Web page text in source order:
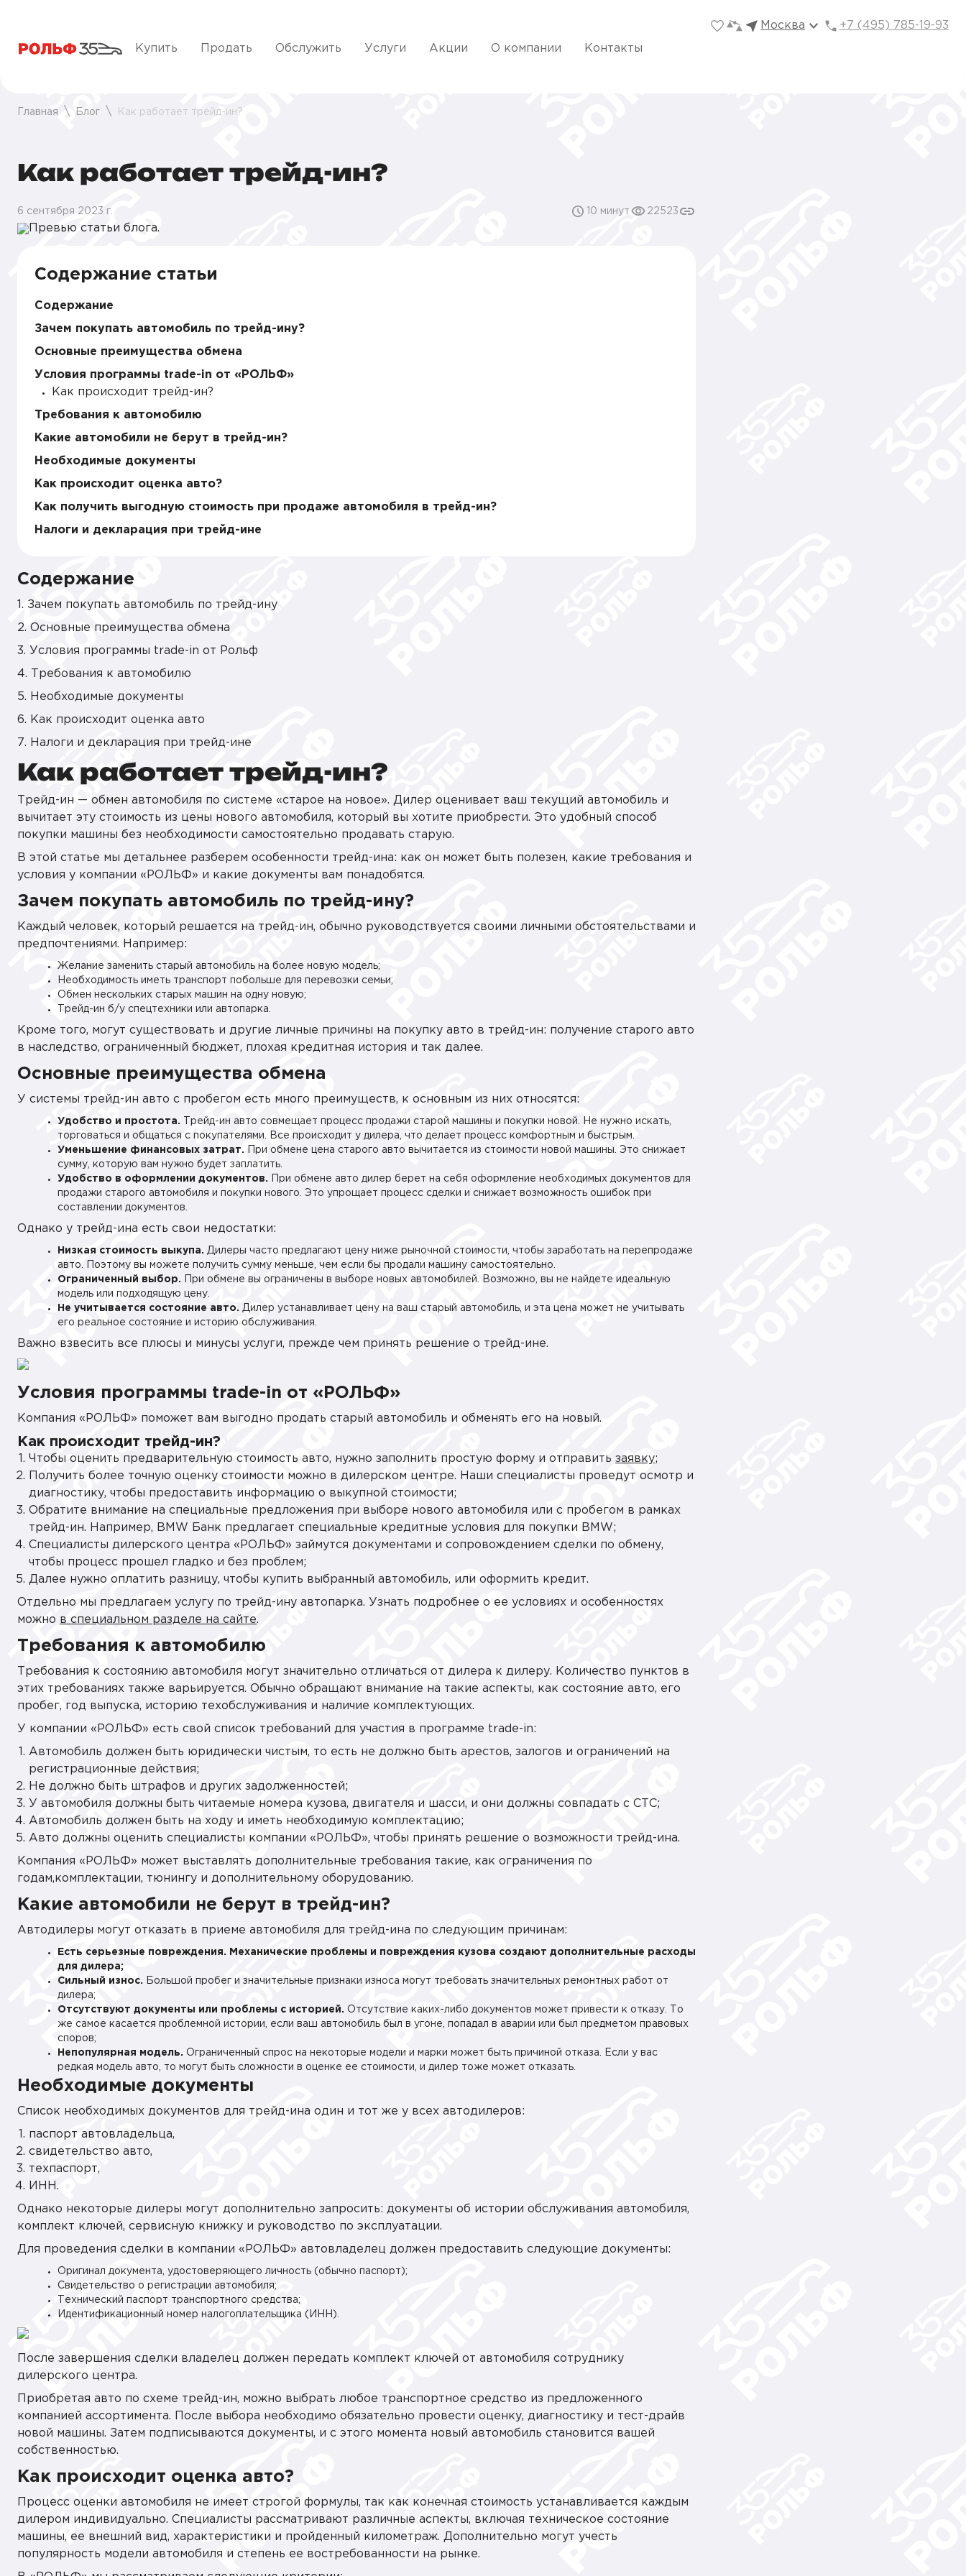
Москва +7 (495) 785-19-93
Купить Продать Обслужить Услуги Акции О компании Контакты
Главная Блог Как работает трейд-ин?
Как работает трейд-ин?
6 сентября 2023 г. 10 минут 22523
Содержание статьи
Содержание
Зачем покупать автомобиль по трейд-ину?
Основные преимущества обмена
Условия программы trade-in от «РОЛЬФ»
Как происходит трейд-ин?
Требования к автомобилю
Какие автомобили не берут в трейд-ин?
Необходимые документы
Как происходит оценка авто?
Как получить выгодную стоимость при продаже автомобиля в трейд-ин?
Налоги и декларация при трейд-ине
Содержание
1. Зачем покупать автомобиль по трейд-ину
2. Основные преимущества обмена
3. Условия программы trade-in от Рольф
4. Требования к автомобилю
5. Необходимые документы
6. Как происходит оценка авто
7. Налоги и декларация при трейд-ине
Как работает трейд-ин?
Трейд-ин — обмен автомобиля по системе «старое на новое». Дилер оценивает ваш текущий автомобиль и
вычитает эту стоимость из цены нового автомобиля, который вы хотите приобрести. Это удобный способ
покупки машины без необходимости самостоятельно продавать старую.
В этой статье мы детальнее разберем особенности трейд-ина: как он может быть полезен, какие требования и
условия у компании «РОЛЬФ» и какие документы вам понадобятся.
Зачем покупать автомобиль по трейд-ину?
Каждый человек, который решается на трейд-ин, обычно руководствуется своими личными обстоятельствами и
предпочтениями. Например:
Желание заменить старый автомобиль на более новую модель;
Необходимость иметь транспорт побольше для перевозки семьи;
Обмен нескольких старых машин на одну новую;
Трейд-ин б/у спецтехники или автопарка.
Кроме того, могут существовать и другие личные причины на покупку авто в трейд-ин: получение старого авто
в наследство, ограниченный бюджет, плохая кредитная история и так далее.
Основные преимущества обмена
У системы трейд-ин авто с пробегом есть много преимуществ, к основным из них относятся:
Удобство и простота.
Трейд-ин авто совмещает процесс продажи старой машины и покупки новой. Не нужно искать,
торговаться и общаться с покупателями. Все происходит у дилера, что делает процесс комфортным и быстрым.
Уменьшение финансовых затрат.
При обмене цена старого авто вычитается из стоимости новой машины. Это снижает
сумму, которую вам нужно будет заплатить.
Удобство в оформлении документов. При обмене авто дилер берет на себя оформление необходимых документов для
продажи старого автомобиля и покупки нового. Это упрощает процесс сделки и снижает возможность ошибок при
составлении документов.
Однако у трейд-ина есть свои недостатки:
Низкая стоимость выкупа. Дилеры часто предлагают цену ниже рыночной стоимости, чтобы заработать на перепродаже
авто. Поэтому вы можете получить сумму меньше, чем если бы продали машину самостоятельно.
Ограниченный выбор. При обмене вы ограничены в выборе новых автомобилей. Возможно, вы не найдете идеальную
модель или подходящую цену.
Не учитывается состояние авто. Дилер устанавливает цену на ваш старый автомобиль, и эта цена может не учитывать
его реальное состояние и историю обслуживания.
Важно взвесить все плюсы и минусы услуги, прежде чем принять решение о трейд-ине.
Условия программы trade-in от «РОЛЬФ»
Компания «РОЛЬФ» поможет вам выгодно продать старый автомобиль и обменять его на новый.
Как происходит трейд-ин?
Чтобы оценить предварительную стоимость авто, нужно заполнить простую форму и отправить заявку;
Получить более точную оценку стоимости можно в дилерском центре. Наши специалисты проведут осмотр и
диагностику, чтобы предоставить информацию о выкупной стоимости;
Обратите внимание на специальные предложения при выборе нового автомобиля или с пробегом в рамках
трейд-ин. Например, BMW Банк предлагает специальные кредитные условия для покупки BMW;
Специалисты дилерского центра «РОЛЬФ» займутся документами и сопровождением сделки по обмену,
чтобы процесс прошел гладко и без проблем;
Далее нужно оплатить разницу, чтобы купить выбранный автомобиль, или оформить кредит.
Отдельно мы предлагаем услугу по трейд-ину автопарка. Узнать подробнее о ее условиях и особенностях
можно в специальном разделе на сайте.
Требования к автомобилю
Требования к состоянию автомобиля могут значительно отличаться от дилера к дилеру. Количество пунктов в
этих требованиях также варьируется. Обычно обращают внимание на такие аспекты, как состояние авто, его
пробег, год выпуска, историю техобслуживания и наличие комплектующих.
У компании «РОЛЬФ» есть свой список требований для участия в программе trade-in:
Автомобиль должен быть юридически чистым, то есть не должно быть арестов, залогов и ограничений на
регистрационные действия;
Не должно быть штрафов и других задолженностей;
У автомобиля должны быть читаемые номера кузова, двигателя и шасси, и они должны совпадать с СТС;
Автомобиль должен быть на ходу и иметь необходимую комплектацию;
Авто должны оценить специалисты компании «РОЛЬФ», чтобы принять решение о возможности трейд-ина.
Компания «РОЛЬФ» может выставлять дополнительные требования такие, как ограничения по
годам,комплектации, тюнингу и дополнительному оборудованию.
Какие автомобили не берут в трейд-ин?
Автодилеры могут отказать в приеме автомобиля для трейд-ина по следующим причинам:
Есть серьезные повреждения.
Механические проблемы и повреждения кузова создают дополнительные расходы
для дилера;
Сильный износ.
Большой пробег и значительные признаки износа могут требовать значительных ремонтных работ от
дилера;
Отсутствуют документы или проблемы с историей. Отсутствие каких-либо документов может привести к отказу. То
же самое касается проблемной истории, если ваш автомобиль был в угоне, попадал в аварии или был предметом правовых
споров;
Непопулярная модель. Ограниченный спрос на некоторые модели и марки может быть причиной отказа. Если у вас
редкая модель авто, то могут быть сложности в оценке ее стоимости, и дилер тоже может отказать.
Необходимые документы
Список необходимых документов для трейд-ина один и тот же у всех автодилеров:
паспорт автовладельца,
свидетельство авто,
техпаспорт,
ИНН.
Однако некоторые дилеры могут дополнительно запросить: документы об истории обслуживания автомобиля,
комплект ключей, сервисную книжку и руководство по эксплуатации.
Для проведения сделки в компании «РОЛЬФ» автовладелец должен предоставить следующие документы:
Оригинал документа, удостоверяющего личность (обычно паспорт);
Свидетельство о регистрации автомобиля;
Технический паспорт транспортного средства;
Идентификационный номер налогоплательщика (ИНН).
После завершения сделки владелец должен передать комплект ключей от автомобиля сотруднику
дилерского центра.
Приобретая авто по схеме трейд-ин, можно выбрать любое транспортное средство из предложенного
компанией ассортимента. После выбора необходимо обязательно провести оценку, диагностику и тест-драйв
новой машины. Затем подписываются документы, и с этого момента новый автомобиль становится вашей
собственностью.
Как происходит оценка авто?
Процесс оценки автомобиля не имеет строгой формулы, так как конечная стоимость устанавливается каждым
дилером индивидуально. Специалисты рассматривают различные аспекты, включая техническое состояние
машины, ее внешний вид, характеристики и пройденный километраж. Дополнительно могут учесть
популярность модели автомобиля и степень ее востребованности на рынке.